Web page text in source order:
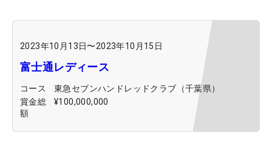
2023年10月13日〜2023年10月15日
富士通レディース
コース
東急セブンハンドレッドクラブ（千葉県）
賞金総
額
¥100,000,000